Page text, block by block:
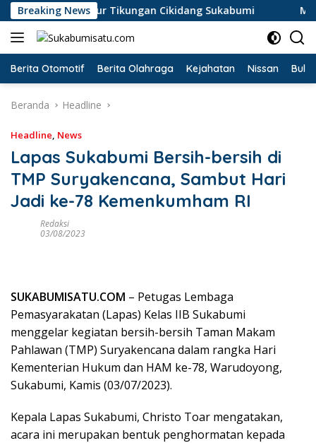
Langsung
ke
konten
Breaking News
di Jalur Tikungan Cikidang Sukabumi
Berita Otomotif Berita Olahraga Kejahatan Nissan
Beranda Headline
Headline, News
Lapas Sukabumi Bersih-bersih di
TMP Suryakencana, Sambut Hari
Jadi ke-78 Kemenkumham RI
Redaksi
03/08/2023
SUKABUMISATU.COM – Petugas Lembaga
Pemasyarakatan (Lapas) Kelas IIB Sukabumi
menggelar kegiatan bersih-bersih Taman Makam
Pahlawan (TMP) Suryakencana dalam rangka Hari
Kementerian Hukum dan HAM ke-78, Warudoyong,
Sukabumi, Kamis (03/07/2023).
Kepala Lapas Sukabumi, Christo Toar mengatakan,
acara ini merupakan bentuk penghormatan kepada